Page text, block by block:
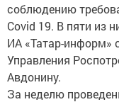
соблюдению
Covid 19. В пяти из
ИА «Татар-информ»
Управления
Авдонину.
За неделю